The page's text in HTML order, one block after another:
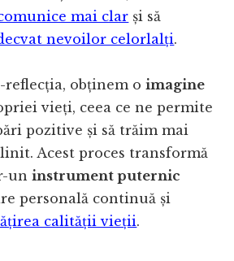
mai clar și să
nevoilor celorlalți.
reflecția, obținem oimagine
vieți, ceea ce ne permite
pozitive și să trăim mai
Acest proces transformă
uninstrument puternic
personală continuă și
calității vieții.